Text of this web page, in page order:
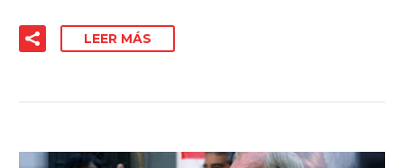
LEER MÁS